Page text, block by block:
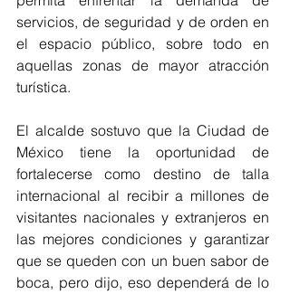
servicios, de seguridad y de orden en
el espacio público, sobre todo en
aquellas zonas de mayor atracción
turística.
El alcalde sostuvo que la Ciudad de
México tiene la oportunidad de
fortalecerse como destino de talla
internacional al recibir a millones de
visitantes nacionales y extranjeros en
las mejores condiciones y garantizar
que se queden con un buen sabor de
boca, pero dijo, eso dependerá de lo